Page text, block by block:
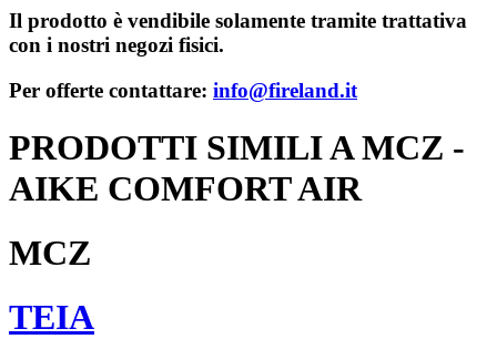
Il prodotto è vendibile solamente tramite trattativa
con i nostri negozi fisici.
Per offerte contattare: info@fireland.it
PRODOTTI SIMILI A MCZ -
AIKE COMFORT AIR
MCZ
TEIA